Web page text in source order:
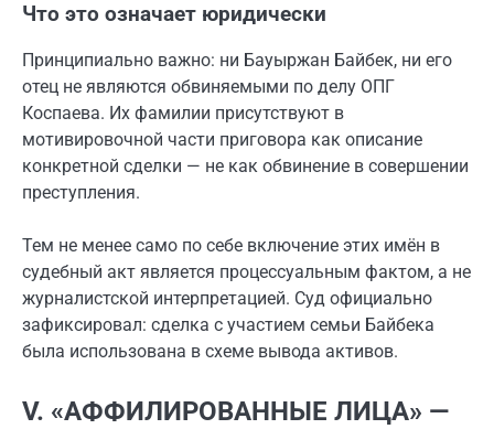
Что это означает юридически
Принципиально важно: ни Бауыржан Байбек, ни его
отец не являются обвиняемыми по делу ОПГ
Коспаева. Их фамилии присутствуют в
мотивировочной части приговора как описание
конкретной сделки — не как обвинение в совершении
преступления.
Тем не менее само по себе включение этих имён в
судебный акт является процессуальным фактом, а не
журналистской интерпретацией. Суд официально
зафиксировал: сделка с участием семьи Байбека
была использована в схеме вывода активов.
V. «АФФИЛИРОВАННЫЕ ЛИЦА» —